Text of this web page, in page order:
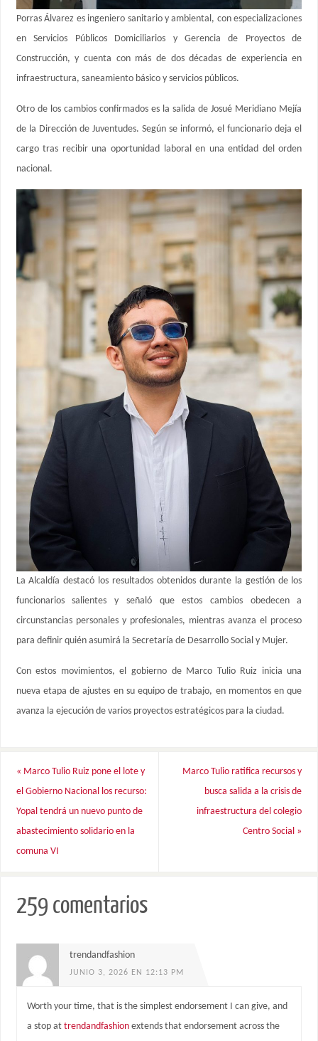
Porras Álvarez es ingeniero sanitario y ambiental, con especializaciones
en Servicios Públicos Domiciliarios y Gerencia de Proyectos de
Construcción, y cuenta con más de dos décadas de experiencia en
infraestructura, saneamiento básico y servicios públicos.
Otro de los cambios confirmados es la salida de Josué Meridiano Mejía
de la Dirección de Juventudes. Según se informó, el funcionario deja el
cargo tras recibir una oportunidad laboral en una entidad del orden
nacional.
La Alcaldía destacó los resultados obtenidos durante la gestión de los
funcionarios salientes y señaló que estos cambios obedecen a
circunstancias personales y profesionales, mientras avanza el proceso
para definir quién asumirá la Secretaría de Desarrollo Social y Mujer.
Con estos movimientos, el gobierno de Marco Tulio Ruiz inicia una
nueva etapa de ajustes en su equipo de trabajo, en momentos en que
avanza la ejecución de varios proyectos estratégicos para la ciudad.
« Marco Tulio Ruiz pone el lote y
el Gobierno Nacional los recurso:
Yopal tendrá un nuevo punto de
abastecimiento solidario en la
comuna VI
Marco Tulio ratifica recursos y
busca salida a la crisis de
infraestructura del colegio
Centro Social »
259 comentarios
trendandfashion
JUNIO 3, 2026 EN 12:13 PM
Worth your time, that is the simplest endorsement I can give, and
a stop at trendandfashionextends that endorsement across the